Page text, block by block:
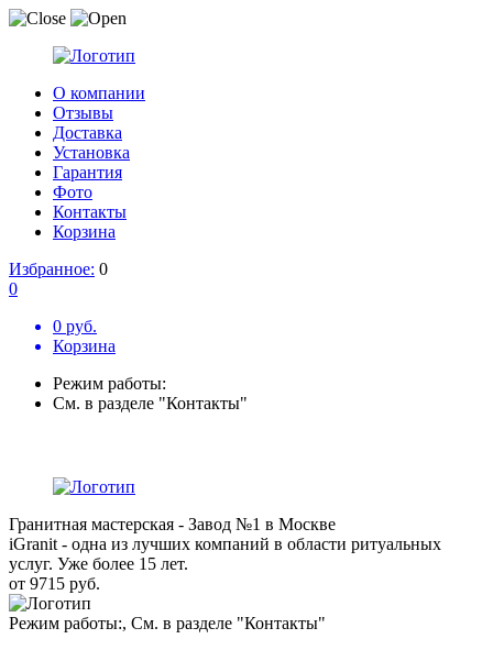
О компании
Отзывы
Доставка
Установка
Гарантия
Фото
Контакты
Корзина
Избранное: 0
0
0 руб.
Корзина
Режим работы:
См. в разделе "Контакты"
Гранитная мастерская - Завод №1 в Москве
iGranit - одна из лучших компаний в области ритуальных
услуг. Уже более 15 лет.
от 9715 руб.
Режим работы:, См. в разделе "Контакты"